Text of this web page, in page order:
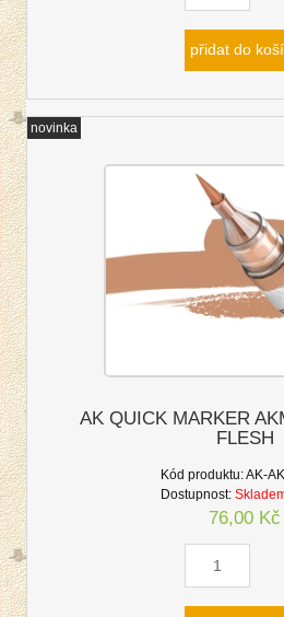
přidat do
AK QUICK MARKER
FLESH
Kód produktu:AK-
Dostupnost:
76,00 Kč
novinka